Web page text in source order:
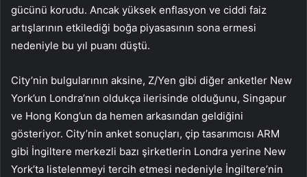
gücünü korudu. Ancak yüksek enflasyon ve ciddi faiz
artışlarının etkilediği boğa piyasasının sona ermesi
nedeniyle bu yıl puanı düştü.
City’nin bulgularının aksine, Z/Yen gibi diğer anketler New
York’un Londra’nın oldukça ilerisinde olduğunu, Singapur
ve Hong Kong’un da hemen arkasından geldiğini
gösteriyor. City’nin anket sonuçları, çip tasarımcısı ARM
gibi İngiltere merkezli bazı şirketlerin Londra yerine New
York’ta listelenmeyi tercih etmesi nedeniyle İngiltere’nin